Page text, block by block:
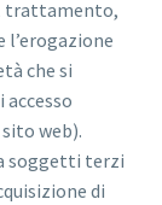
trattamento,
che si
web).
soggetti terzi
di